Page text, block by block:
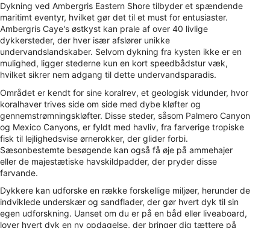
Dykning ved Ambergris Eastern Shore tilbyder et spændende
maritimt eventyr, hvilket gør det til et must for entusiaster.
Ambergris Caye's østkyst kan prale af over 40 livlige
dykkersteder, der hver især afslører unikke
undervandslandskaber. Selvom dykning fra kysten ikke er en
mulighed, ligger stederne kun en kort speedbådstur væk,
hvilket sikrer nem adgang til dette undervandsparadis.
Området er kendt for sine koralrev, et geologisk vidunder, hvor
koralhaver trives side om side med dybe kløfter og
gennemstrømningskløfter. Disse steder, såsom Palmero Canyon
og Mexico Canyons, er fyldt med havliv, fra farverige tropiske
fisk til lejlighedsvise ørnerokker, der glider forbi.
Sæsonbestemte besøgende kan også få øje på ammehajer
eller de majestætiske havskildpadder, der pryder disse
farvande.
Dykkere kan udforske en række forskellige miljøer, herunder de
indviklede underskær og sandflader, der gør hvert dyk til sin
egen udforskning. Uanset om du er på en båd eller liveaboard,
lover hvert dyk en ny opdagelse, der bringer dig tættere på